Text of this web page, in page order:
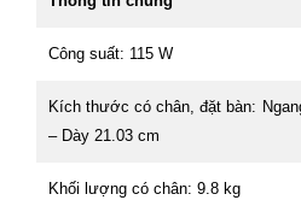
Công suất: 115 W
Kích thước có chân, đặt bàn:
– Dày 21.03 cm
Khối lượng có chân: 9.8 kg